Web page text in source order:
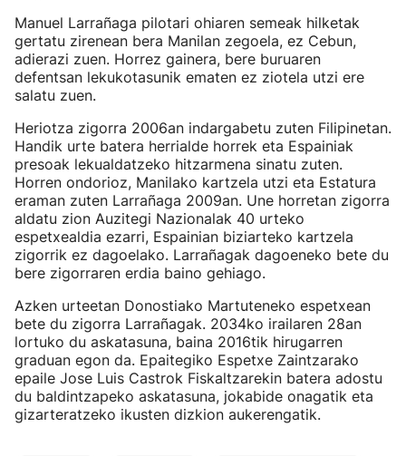
Manuel Larrañaga pilotari ohiaren semeak hilketak
gertatu zirenean bera Manilan zegoela, ez Cebun,
adierazi zuen. Horrez gainera, bere buruaren
defentsan lekukotasunik ematen ez ziotela utzi ere
salatu zuen.
Heriotza zigorra 2006an indargabetu zuten Filipinetan.
Handik urte batera herrialde horrek eta Espainiak
presoak lekualdatzeko hitzarmena sinatu zuten.
Horren ondorioz, Manilako kartzela utzi eta Estatura
eraman zuten Larrañaga 2009an. Une horretan zigorra
aldatu zion Auzitegi Nazionalak 40 urteko
espetxealdia ezarri, Espainian biziarteko kartzela
zigorrik ez dagoelako. Larrañagak dagoeneko bete du
bere zigorraren erdia baino gehiago.
Azken urteetan Donostiako Martuteneko espetxean
bete du zigorra Larrañagak. 2034ko irailaren 28an
lortuko du askatasuna, baina 2016tik hirugarren
graduan egon da. Epaitegiko Espetxe Zaintzarako
epaile Jose Luis Castrok Fiskaltzarekin batera adostu
du baldintzapeko askatasuna, jokabide onagatik eta
gizarteratzeko ikusten dizkion aukerengatik.